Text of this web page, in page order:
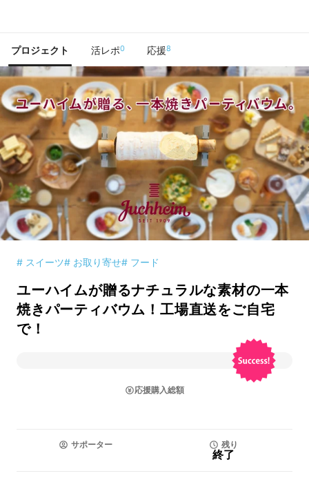
プロジェクト 活レポ0 応援8
# スイーツ# お取り寄せ# フード
ユーハイムが贈るナチュラルな素材の一本
焼きパーティバウム！工場直送をご自宅
で！
応援購入総額
サポーター 残り
終了